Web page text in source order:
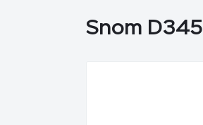
Snom D345